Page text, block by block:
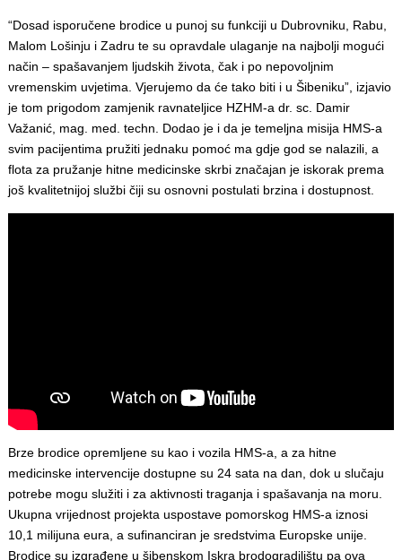
“Dosad isporučene brodice u punoj su funkciji u Dubrovniku, Rabu,
Malom Lošinju i Zadru te su opravdale ulaganje na najbolji mogući
način – spašavanjem ljudskih života, čak i po nepovoljnim
vremenskim uvjetima. Vjerujemo da će tako biti i u Šibeniku”, izjavio
je tom prigodom zamjenik ravnateljice HZHM-a dr. sc. Damir
Važanić, mag. med. techn. Dodao je i da je temeljna misija HMS-a
svim pacijentima pružiti jednaku pomoć ma gdje god se nalazili, a
flota za pružanje hitne medicinske skrbi značajan je iskorak prema
još kvalitetnijoj službi čiji su osnovni postulati brzina i dostupnost.
Brze brodice opremljene su kao i vozila HMS-a, a za hitne
medicinske intervencije dostupne su 24 sata na dan, dok u slučaju
potrebe mogu služiti i za aktivnosti traganja i spašavanja na moru.
Ukupna vrijednost projekta uspostave pomorskog HMS-a iznosi
10,1 milijuna eura, a sufinanciran je sredstvima Europske unije.
Brodice su izgrađene u šibenskom Iskra brodogradilištu pa ova